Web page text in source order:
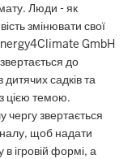
Люди - як
змінювати свої
GmbH
до
дитячих садків та
цією темою.
звертається
щоб надати
в ігровій формі, а